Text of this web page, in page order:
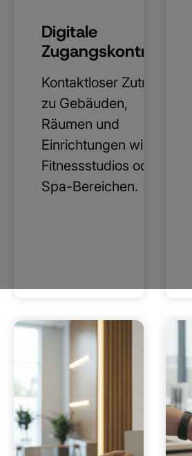
Digitale
Zugangskontrolle
Kontaktloser Zutritt
zu Gebäuden,
Räumen und
Einrichtungen wie
Fitnessstudios oder
Spa-Bereichen.